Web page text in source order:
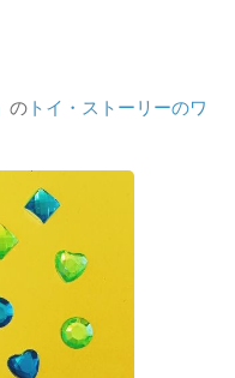
の トイ・ストーリーのワ